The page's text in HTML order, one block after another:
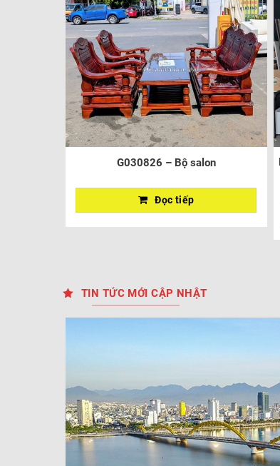
G030826 – Bộ salon
Đọc tiếp
TIN TỨC MỚI CẬP NHẬT